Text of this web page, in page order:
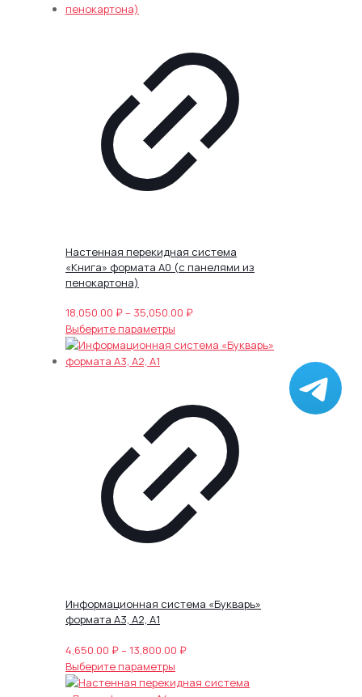
можно
выбрать
странице
товара.
Настенная перекидная система
«Книга» формата А0 (с панелями из
пенокартона)
18,050.00 ₽– 35,050.00 ₽Диапазон
18,050.00 ₽
Выберите параметры
товар
Опции
можно
на
странице
товара.
Информационная система «Букварь»
формата А3, А2, А1
4,650.00 ₽– 13,800.00 ₽Диапазон
4,650.00 ₽
Выберите параметры
товар